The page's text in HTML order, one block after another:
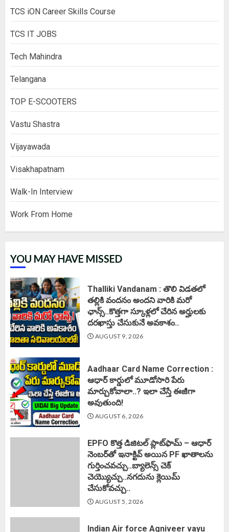
TCS iON Career Skills Course
TCS IT JOBS
Tech Mahindra
Telangana
TOP E-SCOOTERS
Vastu Shastra
Vijayawada
Visakhapatnam
Walk-In Interview
Work From Home
YOU MAY HAVE MISSED
Thalliki Vandanam : తొలి విడతలో
తల్లికి వందనం అందని వారికి మరో
ఛాన్స్..కొత్తగా స్కూళ్లలో చేరిన అర్హులకు
దరఖాస్తు చేసుకునే అవకాశం..
AUGUST 9, 2026
Aadhaar Card Name Correction :
ఆధార్ కార్డులో మూడోసారి పేరు
మార్చుకోవాలా..? ఇలా చేస్తే ఈజీగా
అవుతుంది!
AUGUST 6, 2026
EPFO కొత్త డిజిటల్ ప్లాట్‌ఫామ్‌ – ఆధార్
నెంబర్‌తో ఇనాక్టివ్ అయిన PF ఖాతాలను
గుర్తించవచ్చు..బ్యాలెన్స్ చెక్
చెయ్యొచ్చు..నగదును క్లెయిమ్
చేసుకోవచ్చు..
AUGUST 5, 2026
Indian Air force Agniveer vayu